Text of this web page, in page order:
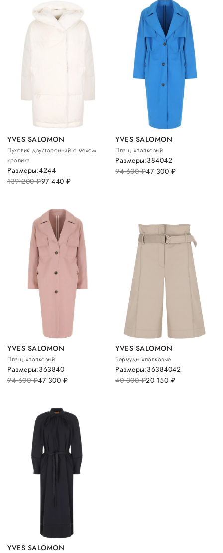
YVES SALOMON
Пуховик двусторонний с мехом
кролика
139 200руб.97 440 руб.
Размеры:4244
YVES SALOMON
Плащ хлопковый
94 600руб.47 300 руб.
Размеры:384042
YVES SALOMON
Плащ хлопковый
94 600руб.47 300 руб.
Размеры:363840
YVES SALOMON
Бермуды хлопковые
40 300руб.20 150 руб.
Размеры:36384042
YVES SALOMON